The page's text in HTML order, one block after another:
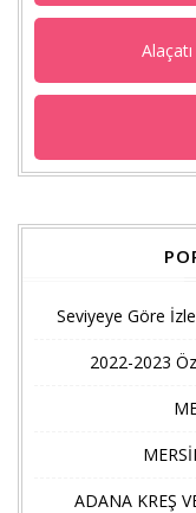
Seviyeye Göre
2022-2023
ADANA KREŞ